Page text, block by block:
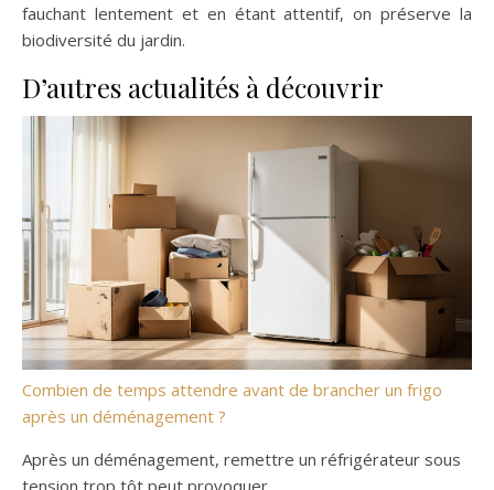
fauchant lentement et en étant attentif, on préserve la
biodiversité du jardin.
D’autres actualités à découvrir
Combien de temps attendre avant de brancher un frigo
après un déménagement ?
Après un déménagement, remettre un réfrigérateur sous
tension trop tôt peut provoquer…